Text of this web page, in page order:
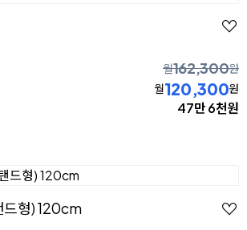
월162,300원
월120,300원
47만 6천원
드형) 120cm